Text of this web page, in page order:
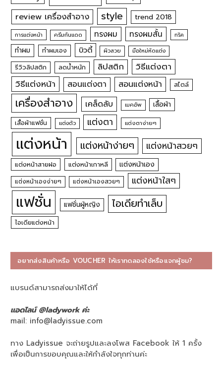
review เครื่องสำอาง style trend 2018
การแต่งหน้า ครีมกันแดด ทรงผม ทรงผมสั้น ทริค
ทำผม ทำผมเอง บิวตี้ ผิวสวย มือใหม่หัดแต่ง
รีวิวลิปสติก ลดน้ำหนัก ลิปสติก
วิธีแต่งตา
วิธีแต่งหน้า
สอนแต่งตา สอนแต่งหน้า สไตล์
เครื่องสำอาง เคล็ดลับ เมคอัพ เสื้อผ้า
เสื้อผ้าแฟชั่น แต่งตัว แต่งตา แต่งตาง่ายๆ
แต่งหน้า แต่งหน้าง่ายๆ แต่งหน้าสวยๆ
แต่งหน้าสายฝอ แต่งหน้าเกาหลี แต่งหน้าเอง
แต่งหน้าเองง่ายๆ แต่งหน้าเองสวยๆ แต่งหน้าใสๆ
แฟชั่น แฟชั่นผู้หญิง ไอเดียทำเล็บ
ไอเดียแต่งหน้า
อยากส่งสินค้าหรือ VOUCHER ให้เราทดลองใช้หรือแจกผู้ชม?
แบรนด์สามารถส่งมาให้ได้ที่
แอดไลน์ @ladywork ค่ะ
mail: info@ladyissue.com
ทาง Ladyissue จะถ่ายรูปและลงโพส Facebook ให้ 1 ครั้ง
เพื่อเป็นการขอบคุณและให้กำลังใจทุกท่านค่ะ